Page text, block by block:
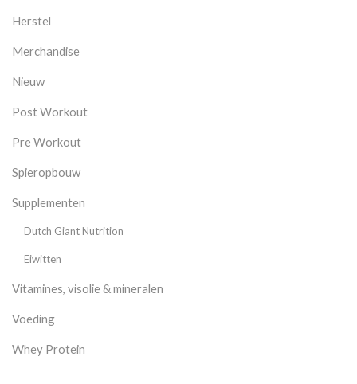
Herstel
Merchandise
Nieuw
Post Workout
Pre Workout
Spieropbouw
Supplementen
Dutch Giant Nutrition
Eiwitten
Vitamines, visolie & mineralen
Voeding
Whey Protein